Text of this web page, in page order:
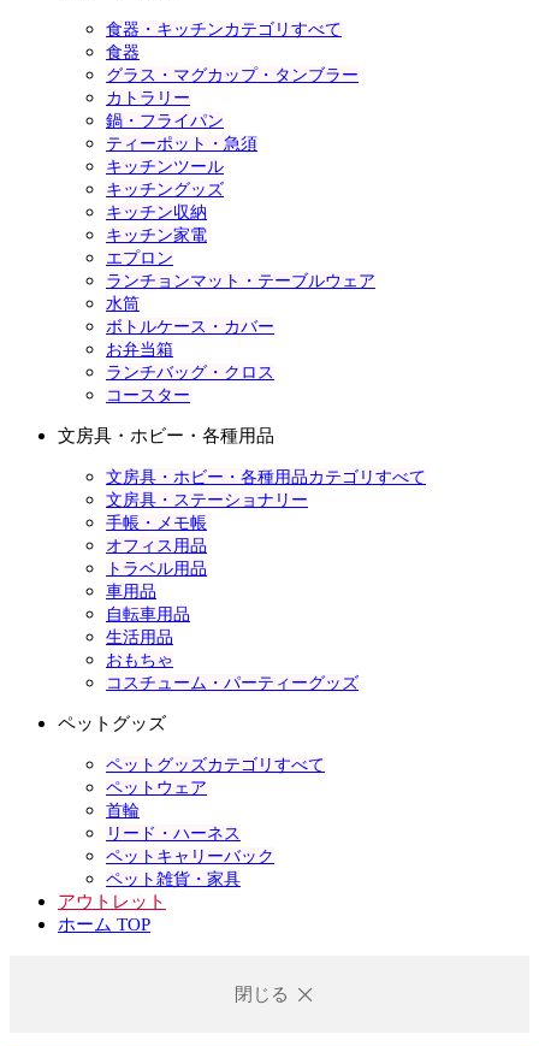
食器・キッチンカテゴリすべて
食器
グラス・マグカップ・タンブラー
カトラリー
鍋・フライパン
ティーポット・急須
キッチンツール
キッチングッズ
キッチン収納
キッチン家電
エプロン
ランチョンマット・テーブルウェア
水筒
ボトルケース・カバー
お弁当箱
ランチバッグ・クロス
コースター
文房具・ホビー・各種用品
文房具・ホビー・各種用品カテゴリすべて
文房具・ステーショナリー
手帳・メモ帳
オフィス用品
トラベル用品
車用品
自転車用品
生活用品
おもちゃ
コスチューム・パーティーグッズ
ペットグッズ
ペットグッズカテゴリすべて
ペットウェア
首輪
リード・ハーネス
ペットキャリーバック
ペット雑貨・家具
アウトレット
ホーム TOP
閉じる